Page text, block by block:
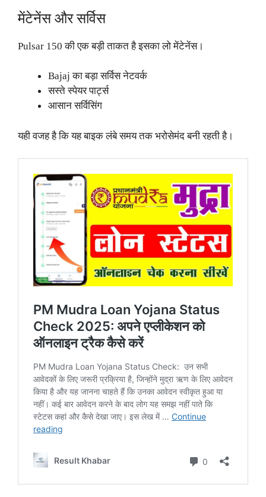
मेंटेनेंस और सर्विस
Pulsar 150 की एक बड़ी ताकत है इसका लो मेंटेनेंस।
Bajaj का बड़ा सर्विस नेटवर्क
सस्ते स्पेयर पार्ट्स
आसान सर्विसिंग
यही वजह है कि यह बाइक लंबे समय तक भरोसेमंद बनी रहती है।